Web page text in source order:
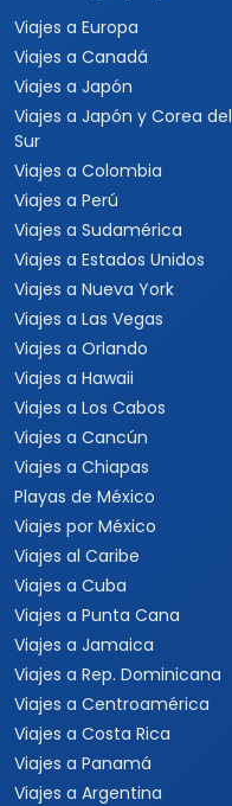
Viajes a Europa
Viajes a Canadá
Viajes a Japón
Viajes a Japón y Corea del
Sur
Viajes a Colombia
Viajes a Perú
Viajes a Sudamérica
Viajes a Estados Unidos
Viajes a Nueva York
Viajes a Las Vegas
Viajes a Orlando
Viajes a Hawaii
Viajes a Los Cabos
Viajes a Cancún
Viajes a Chiapas
Playas de México
Viajes por México
Viajes al Caribe
Viajes a Cuba
Viajes a Punta Cana
Viajes a Jamaica
Viajes a Rep. Dominicana
Viajes a Centroamérica
Viajes a Costa Rica
Viajes a Panamá
Viajes a Argentina